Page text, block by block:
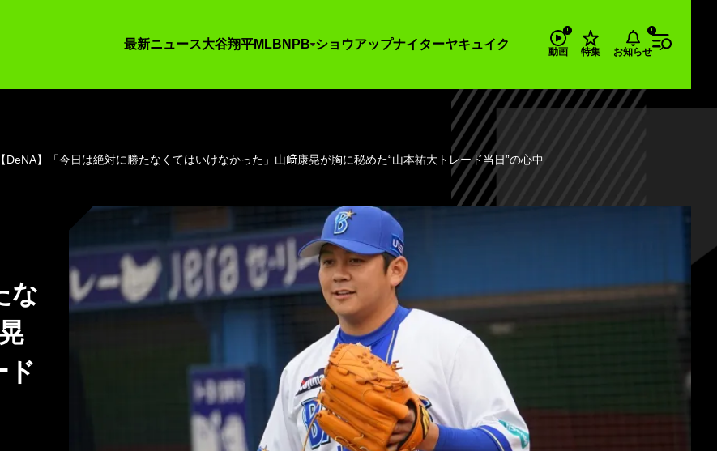
最新ニュース大谷翔平MLB NPB ショウアップナイターヤキュイク
動画 特集 お知らせ
【DeNA】「今日は絶対に勝たなくてはいけなかった」山﨑康晃が胸に秘めた“山本祐大トレード当日”の心中
な
ド